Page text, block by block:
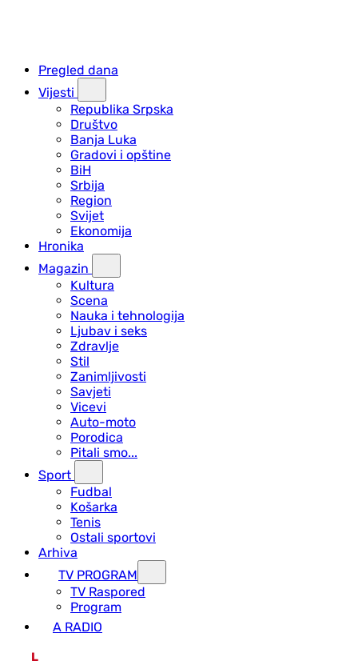
Pregled dana
Vijesti
Republika Srpska
Društvo
Banja Luka
Gradovi i opštine
BiH
Srbija
Region
Svijet
Ekonomija
Hronika
Magazin
Kultura
Scena
Nauka i tehnologija
Ljubav i seks
Zdravlje
Stil
Zanimljivosti
Savjeti
Vicevi
Auto-moto
Porodica
Pitali smo...
Sport
Fudbal
Košarka
Tenis
Ostali sportovi
Arhiva
TV PROGRAM
ТV Raspored
Program
A RADIO
L